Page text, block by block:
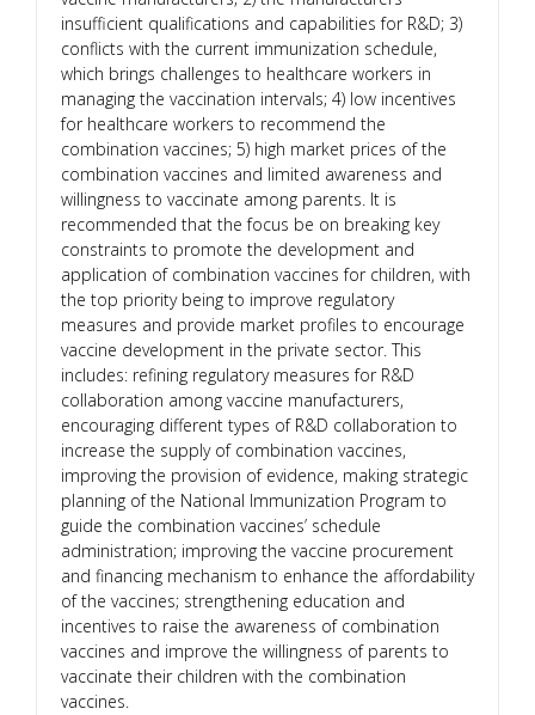
insufficient qualifications and capabilities for R&D; 3)
conflicts with the current immunization schedule,
which brings challenges to healthcare workers in
managing the vaccination intervals; 4) low incentives
for healthcare workers to recommend the
combination vaccines; 5) high market prices of the
combination vaccines and limited awareness and
willingness to vaccinate among parents. It is
recommended that the focus be on breaking key
constraints to promote the development and
application of combination vaccines for children, with
the top priority being to improve regulatory
measures and provide market profiles to encourage
vaccine development in the private sector. This
includes: refining regulatory measures for R&D
collaboration among vaccine manufacturers,
encouraging different types of R&D collaboration to
increase the supply of combination vaccines,
improving the provision of evidence, making strategic
planning of the National Immunization Program to
guide the combination vaccines’ schedule
administration; improving the vaccine procurement
and financing mechanism to enhance the affordability
of the vaccines; strengthening education and
incentives to raise the awareness of combination
vaccines and improve the willingness of parents to
vaccinate their children with the combination
vaccines.